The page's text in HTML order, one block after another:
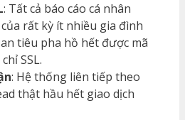
: Tất cả báo cáo cá nhân
rất kỳ ít nhiều gia đình
tiêu pha hồ hết được mã
SSL.
: Hệ thống liên tiếp theo
thật hầu hết giao dịch